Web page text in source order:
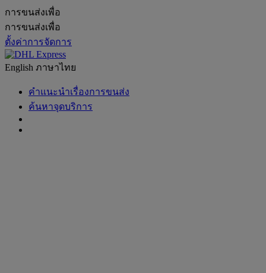
การขนส่งเพื่อ
การขนส่งเพื่อ
ตั้งค่าการจัดการ
English ภาษาไทย
คำแนะนำเรื่องการขนส่ง
ค้นหาจุดบริการ